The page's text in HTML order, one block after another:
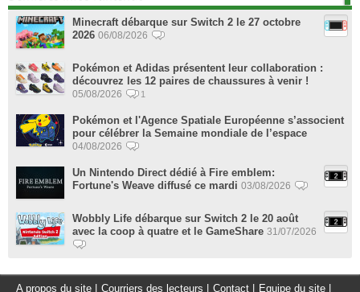
Minecraft débarque sur Switch 2 le 27 octobre
2026 06/08/2026
Pokémon et Adidas présentent leur collaboration :
découvrez les 12 paires de chaussures à venir !
05/08/2026 1
Pokémon et l'Agence Spatiale Européenne s’associent
pour célébrer la Semaine mondiale de l’espace
04/08/2026
Un Nintendo Direct dédié à Fire emblem:
Fortune's Weave diffusé ce mardi 03/08/2026
Wobbly Life débarque sur Switch 2 le 20 août
avec la coop à quatre et le GameShare 31/07/2026
A propos du site Courriers des lecteurs Contact Equipe du site